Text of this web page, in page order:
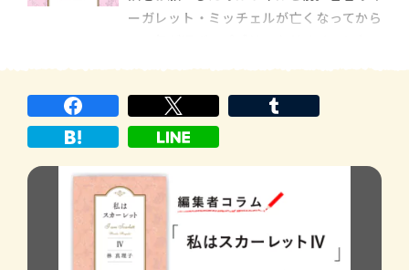
あるＭ・ミッチェルの名作『風と共に去り
人称小説として
ーガレット・ミッチェルが亡くなってから